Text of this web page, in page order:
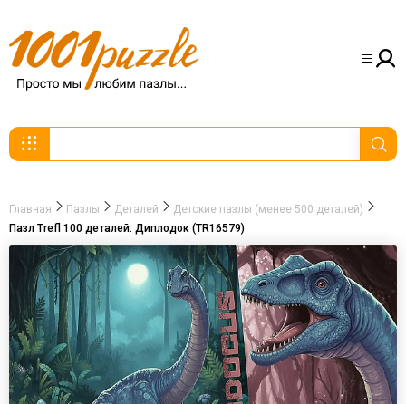
Главная Пазлы Деталей
Детские пазлы (менее 500 деталей)
Пазл Trefl 100 деталей: Диплодок (TR16579)